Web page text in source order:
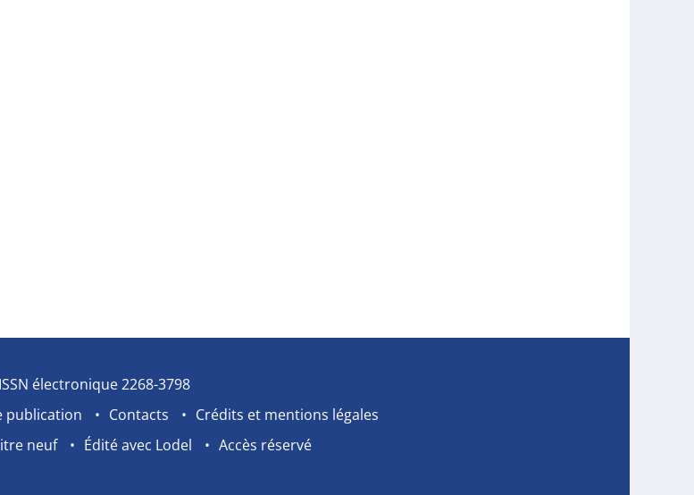
ISSN électronique 2268-3798
publication Contacts
Crédits et mentions légales
neuf
Édité avec Lodel Accès réservé